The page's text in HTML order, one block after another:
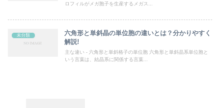
ロフィルがメガ胞子を生産するメガス...
未分類
六角形と単斜晶の単位胞の違いとは？分かりやすく
解説!
主な違い - 六角形と単斜格子の単位胞 六角形と単斜晶系単位胞と
いう言葉は、結晶系に関係する言葉...